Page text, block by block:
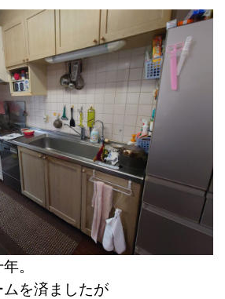
。
を済ましたが